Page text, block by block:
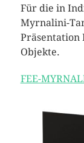
Für die in
Myrnalini-
Präsentation
Objekte.
FEE-